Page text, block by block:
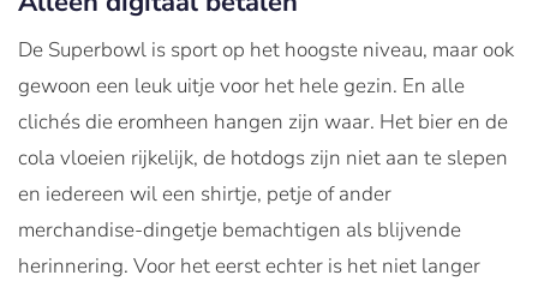
De Superbowl is sport op het hoogste niveau, maar ook
gewoon een leuk uitje voor het hele gezin. En alle
clichés die eromheen hangen zijn waar. Het bier en de
cola vloeien rijkelijk, de hotdogs zijn niet aan te slepen
en iedereen wil een shirtje, petje of ander
merchandise-dingetje bemachtigen als blijvende
herinnering. Voor het eerst echter is het niet langer